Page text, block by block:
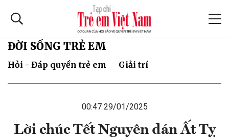
ĐỜI SỐNG TRẺ EM
Hỏi - Đáp quyền trẻ em Giải trí
00:47 29/01/2025
Lời chúc Tết Nguyên đán Ất Tỵ